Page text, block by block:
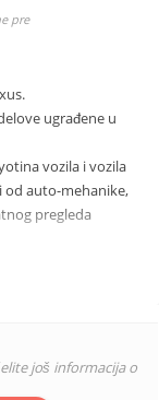
pre
ugrađene u
vozila i vozila
od auto-mehanike,
pregleda
još informacija o